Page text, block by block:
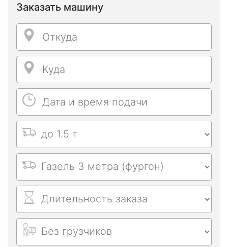
Заказать машину